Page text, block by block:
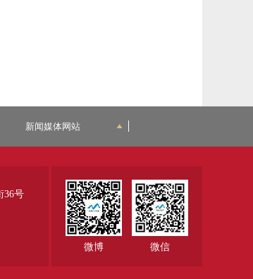
新闻媒体网站
微博 微信
36号